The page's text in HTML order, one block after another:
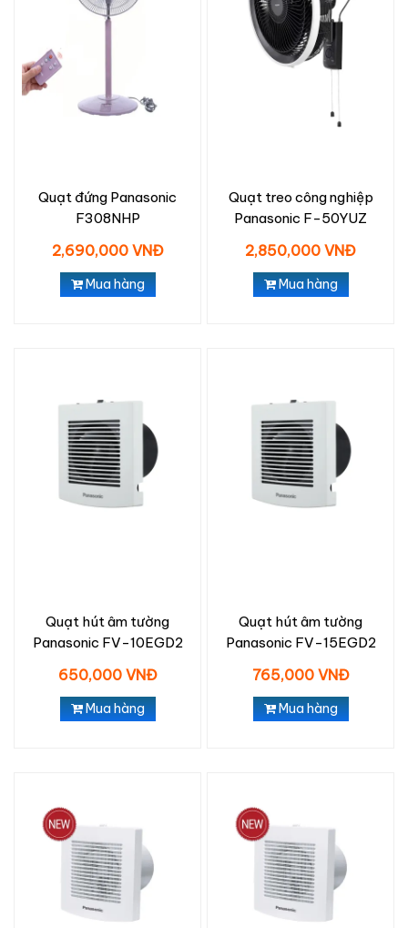
Quạt đứng Panasonic
F308NHP
2,690,000 VNĐ
Mua hàng
Quạt treo công nghiệp
Panasonic F-50YUZ
2,850,000 VNĐ
Mua hàng
Quạt hút âm tường
Panasonic FV-10EGD2
650,000 VNĐ
Mua hàng
Quạt hút âm tường
Panasonic FV-15EGD2
765,000 VNĐ
Mua hàng